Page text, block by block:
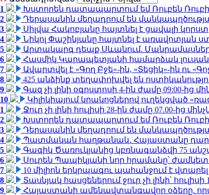
1
Խստորեն դատապարտում եմ Ռուբեն
2
Դերասանին մեղադրում են
3
Սիլվա Հակոբյանը հայտնել է ցավալի
4
Նիկոլ Փաշինյանը հայտնել է
5
Արտակարգ դեպք Սևանում. Մանրամասներ
6
Հասմիկ Կարապետյանի համարձակ
7
Ավարտվել է «Գող Բջե»-ին, «Տեցիկ»-ին ու
8
425 անձինք տեղափոխվել են
9
Գազ չի լինի օգոստոսի 4-ին ժամը 09:00-ից
10
Կիլիկիայում կրակոցներով ուղեկցված
1
Ջուր չի լինի հուլիսի 28-ին ժամը 07.00-ից
2
Խստորեն դատապարտում եմ Ռուբեն
3
Դերասանին մեղադրում են
4
Պատմական հաղթանակ․ Հայաստանը
5
Գագիկ Ծառուկյանից կբռնագանձվի 75
6
Սուրեն Պապիկյանի նոր հրամանը՝
7
10 միլիոն երկրպագու պահանջում է
8
Տասնյակ հասցեներում ջուր չի լինի՝ հուլիսի
9
Հայաստանի ամենավտանգավոր օձերը.